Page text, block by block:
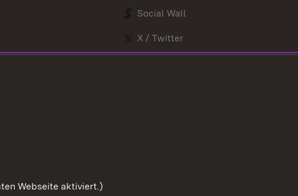
Social Wall
X / Twitter
Webseite aktiviert.)